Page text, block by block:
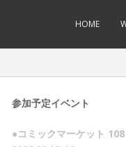
HOME
参加予定イベント
●コミックマーケット 108